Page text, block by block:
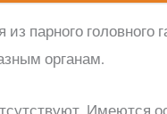
парного
органам.